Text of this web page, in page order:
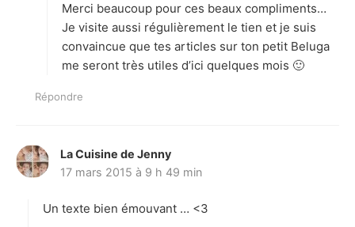
:
Merci beaucoup pour ces beaux compliments…
Je visite aussi régulièrement le tien et je suis
convaincue que tes articles sur ton petit Beluga
me seront très utiles d’ici quelques mois 🙂
Répondre
La Cuisine de Jenny
i
17 mars 2015 à 9 h 49 min
Un texte bien émouvant … <3